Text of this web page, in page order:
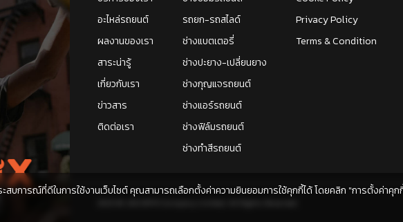
อะไหล่รถยนต์
ผลงานของเรา
สาระน่ารู้
เกี่ยวกับเรา
ข่าวสาร
ติดต่อเรา
รถยก-รถสไลด์
ช่างแบตเตอรี่
ช่างปะยาง-เปลี่ยนยาง
ช่างกุญแจรถยนต์
ช่างแอร์รถยนต์
ช่างฟิล์มรถยนต์
ช่างทำสีรถยนต์
Privacy Policy
Terms & Condition
สบการณ์ที่ดีในการใช้งานเว็บไซต์ คุณสามารถเลือกตั้งค่าความยินยอมการใช้คุกกี้ได้ โดยคลิก "การตั้งค่าคุ